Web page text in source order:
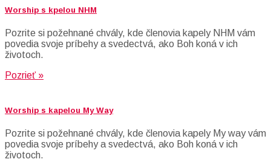
Worship s kpelou NHM
Pozrite si požehnané chvály, kde členovia kapely NHM vám
povedia svoje príbehy a svedectvá, ako Boh koná v ich
životoch.
Pozrieť »
Worship s kapelou My Way
Pozrite si požehnané chvály, kde členovia kapely My way vám
povedia svoje príbehy a svedectvá, ako Boh koná v ich
životoch.